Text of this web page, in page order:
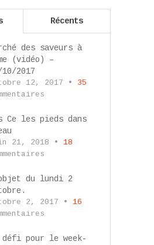
Récents
des saveurs à
(vidéo) –
2017
12, 2017 • 35
Ce les pieds dans
21, 2018 • 18
du lundi 2
2, 2017 • 16
défi pour le week-